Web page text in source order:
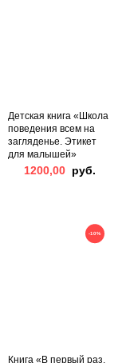
Детская книга «Школа
поведения всем на
загляденье. Этикет
для малышей»
1200,00 руб.
-10%
Книга «В первый раз,